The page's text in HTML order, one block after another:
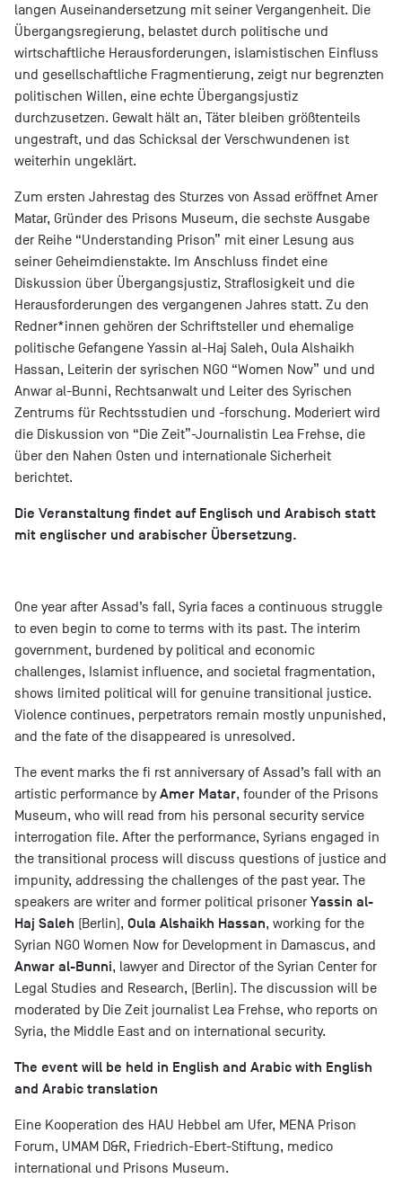
langen Auseinandersetzung mit seiner Vergangenheit. Die
Übergangsregierung, belastet durch politische und
wirtschaftliche Herausforderungen, islamistischen Einfluss
und gesellschaftliche Fragmentierung, zeigt nur begrenzten
politischen Willen, eine echte Übergangsjustiz
durchzusetzen. Gewalt hält an, Täter bleiben größtenteils
ungestraft, und das Schicksal der Verschwundenen ist
weiterhin ungeklärt.
Zum ersten Jahrestag des Sturzes von Assad eröffnet Amer
Matar, Gründer des Prisons Museum, die sechste Ausgabe
der Reihe “Understanding Prison” mit einer Lesung aus
seiner Geheimdienstakte. Im Anschluss findet eine
Diskussion über Übergangsjustiz, Straflosigkeit und die
Herausforderungen des vergangenen Jahres statt. Zu den
Redner*innen gehören der Schriftsteller und ehemalige
politische Gefangene Yassin al-Haj Saleh, Oula Alshaikh
Hassan, Leiterin der syrischen NGO “Women Now” und und
Anwar al-Bunni, Rechtsanwalt und Leiter des Syrischen
Zentrums für Rechtsstudien und -forschung. Moderiert wird
die Diskussion von “Die Zeit”-Journalistin Lea Frehse, die
über den Nahen Osten und internationale Sicherheit
berichtet.
Die Veranstaltung findet auf Englisch und Arabisch statt
mit englischer und arabischer Übersetzung.
One year after Assad’s fall, Syria faces a continuous struggle
to even begin to come to terms with its past. The interim
government, burdened by political and economic
challenges, Islamist influence, and societal fragmentation,
shows limited political will for genuine transitional justice.
Violence continues, perpetrators remain mostly unpunished,
and the fate of the disappeared is unresolved.
The event marks the fi rst anniversary of Assad’s fall with an
artistic performance byAmer Matar, founder of the Prisons
Museum, who will read from his personal security service
interrogation file. After the performance, Syrians engaged in
the transitional process will discuss questions of justice and
impunity, addressing the challenges of the past year. The
speakers are writer and former political prisoner Yassin al-
Haj Saleh (Berlin), Oula Alshaikh Hassan, working for the
Syrian NGO Women Now for Development in Damascus, and
Anwar al-Bunni, lawyer and Director of the Syrian Center for
Legal Studies and Research, (Berlin). The discussion will be
moderated by Die Zeit journalist Lea Frehse, who reports on
Syria, the Middle East and on international security.
The event will be held in English and Arabic with English
and Arabic translation
Eine Kooperation des HAU Hebbel am Ufer, MENA Prison
Forum, UMAM D&R, Friedrich-Ebert-Stiftung, medico
international und Prisons Museum.